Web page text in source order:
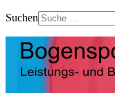
Suchen